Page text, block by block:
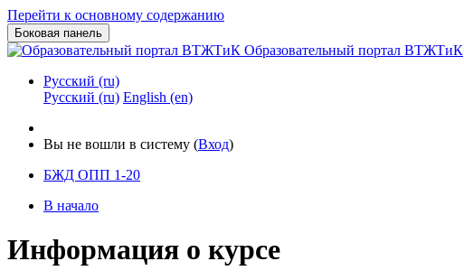
Перейти к основному содержанию
Боковая панель
Образовательный портал ВТЖТиК
Русский ‎(ru)‎
Русский ‎(ru)‎ English ‎(en)‎
Вы не вошли в систему (Вход)
БЖД ОПП 1-20
В начало
Информация о курсе